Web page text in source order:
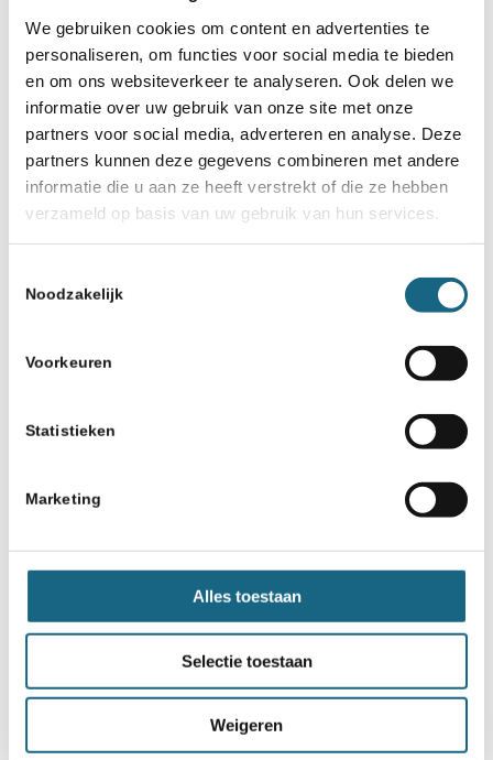
We gebruiken cookies om content en advertenties te
personaliseren, om functies voor social media te bieden
en om ons websiteverkeer te analyseren. Ook delen we
informatie over uw gebruik van onze site met onze
partners voor social media, adverteren en analyse. Deze
partners kunnen deze gegevens combineren met andere
informatie die u aan ze heeft verstrekt of die ze hebben
verzameld op basis van uw gebruik van hun services.
Noodzakelijk
Voorkeuren
Statistieken
Marketing
Alles toestaan
Selectie toestaan
Weigeren
Schaakbond.nl wordt mede mogelijk
gemaakt door: